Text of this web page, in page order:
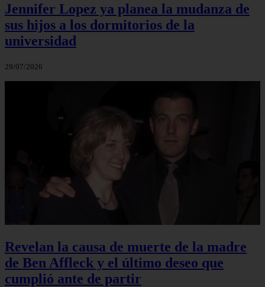
Jennifer Lopez ya planea la mudanza de
sus hijos a los dormitorios de la
universidad
29/07/2026
Revelan la causa de muerte de la madre
de Ben Affleck y el último deseo que
cumplió ante de partir